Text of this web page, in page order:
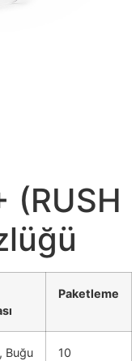
(RUSH
Paketleme
Buğu
10